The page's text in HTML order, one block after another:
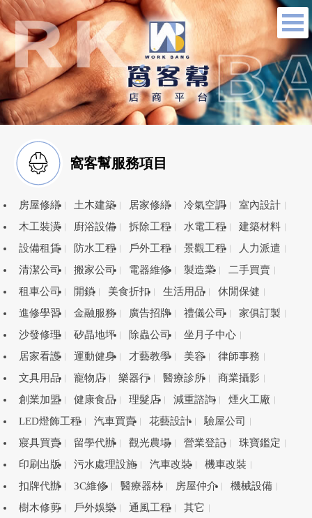
窩客幫服務項目
房屋修繕 土木建築 居家修繕 冷氣空調
室內設計
木工裝潢
廚浴設備 拆除工程 水電工程
建築材料
設備租賃
防水工程 戶外工程 景觀工程
人力派遣
清潔公司
搬家公司 電器維修 製造業
二手買賣
租車公司
開鎖 美食折扣 生活用品
休閒保健
進修學習
金融服務 廣告招牌 禮儀公司
家俱訂製
沙發修理
矽晶地坪 除蟲公司
坐月子中心
居家看護
運動健身 才藝教學 美容
律師事務
文具用品
寵物店 樂器行 醫療診所
商業攝影
創業加盟
健康食品 理髮店 減重諮詢
煙火工廠
LED燈飾工程
汽車買賣 花藝設計
驗屋公司
寢具買賣
留學代辦 觀光農場 營業登記
珠寶鑑定
印刷出版
污水處理設施 汽車改裝
機車改裝
扣牌代辦
3C維修 醫療器材 房屋仲介
機械設備
樹木修剪
戶外娛樂 通風工程 其它